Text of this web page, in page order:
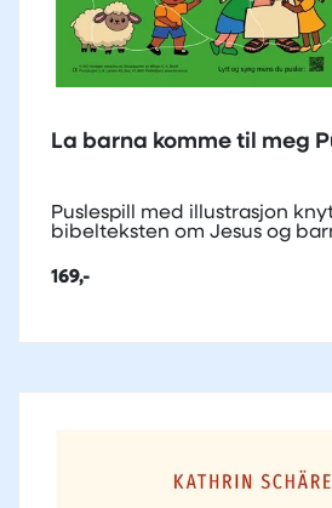
La barna komme til meg
Puslespill med illustrasjon
bibelteksten om Jesus og
169,-